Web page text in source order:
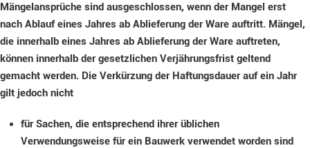
Mängelansprüche sind ausgeschlossen, wenn der Mangel erst
nach Ablauf eines Jahres ab Ablieferung der Ware auftritt. Mängel,
die innerhalb eines Jahres ab Ablieferung der Ware auftreten,
können innerhalb der gesetzlichen Verjährungsfrist geltend
gemacht werden. Die Verkürzung der Haftungsdauer auf ein Jahr
gilt jedoch nicht
für Sachen, die entsprechend ihrer üblichen
Verwendungsweise für ein Bauwerk verwendet worden sind